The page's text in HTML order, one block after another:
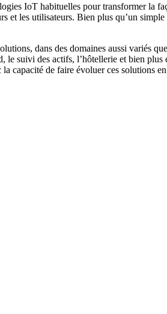
IoT habituelles pour transformer la
les utilisateurs. Bien plus qu’un
dans des domaines aussi variés
suivi des actifs, l’hôtellerie et bien
capacité de faire évoluer ces solutions